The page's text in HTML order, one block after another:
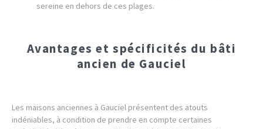
sereine en dehors de ces plages.
Avantages et spécificités du bâti
ancien de Gauciel
Les maisons anciennes à Gauciel présentent des atouts
indéniables, à condition de prendre en compte certaines